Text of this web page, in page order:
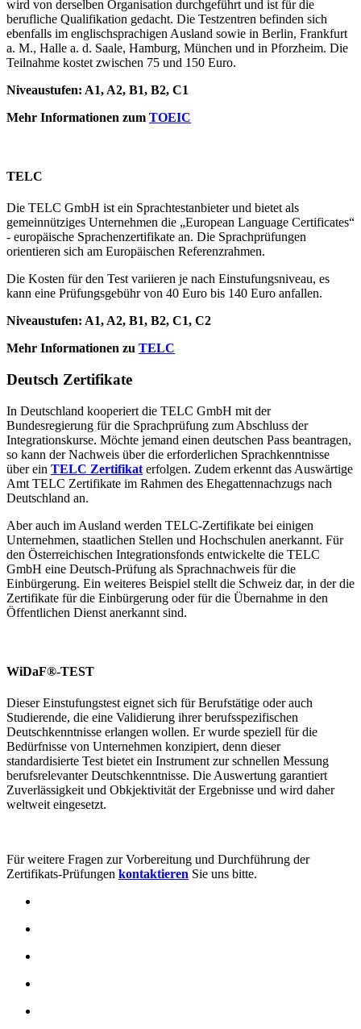
wird von derselben Organisation durchgeführt und ist für die
berufliche Qualifikation gedacht. Die Testzentren befinden sich
ebenfalls im englischsprachigen Ausland sowie in Berlin, Frankfurt
a. M., Halle a. d. Saale, Hamburg, München und in Pforzheim. Die
Teilnahme kostet zwischen 75 und 150 Euro.
Niveaustufen: A1, A2, B1, B2, C1
Mehr Informationen zum TOEIC
TELC
Die TELC GmbH ist ein Sprachtestanbieter und bietet als
gemeinnütziges Unternehmen die „European Language Certificates“
- europäische Sprachenzertifikate an. Die Sprachprüfungen
orientieren sich am Europäischen Referenzrahmen.
Die Kosten für den Test variieren je nach Einstufungsniveau, es
kann eine Prüfungsgebühr von 40 Euro bis 140 Euro anfallen.
Niveaustufen: A1, A2, B1, B2, C1, C2
Mehr Informationen zu TELC
Deutsch Zertifikate
In Deutschland kooperiert die TELC GmbH mit der
Bundesregierung für die Sprachprüfung zum Abschluss der
Integrationskurse. Möchte jemand einen deutschen Pass beantragen,
so kann der Nachweis über die erforderlichen Sprachkenntnisse
über ein TELC Zertifikat erfolgen. Zudem erkennt das Auswärtige
Amt TELC Zertifikate im Rahmen des Ehegattennachzugs nach
Deutschland an.
Aber auch im Ausland werden TELC-Zertifikate bei einigen
Unternehmen, staatlichen Stellen und Hochschulen anerkannt. Für
den Österreichischen Integrationsfonds entwickelte die TELC
GmbH eine Deutsch-Prüfung als Sprachnachweis für die
Einbürgerung. Ein weiteres Beispiel stellt die Schweiz dar, in der die
Zertifikate für die Einbürgerung oder für die Übernahme in den
Öffentlichen Dienst anerkannt sind.
WiDaF®-TEST
Dieser Einstufungstest eignet sich für Berufstätige oder auch
Studierende, die eine Validierung ihrer berufsspezifischen
Deutschkenntnisse erlangen wollen. Er wurde speziell für die
Bedürfnisse von Unternehmen konzipiert, denn dieser
standardisierte Test bietet ein Instrument zur schnellen Messung
berufsrelevanter Deutschkenntnisse. Die Auswertung garantiert
Zuverlässigkeit und Obkjektivität der Ergebnisse und wird daher
weltweit eingesetzt.
Für weitere Fragen zur Vorbereitung und Durchführung der
Zertifikats-Prüfungen kontaktieren Sie uns bitte.